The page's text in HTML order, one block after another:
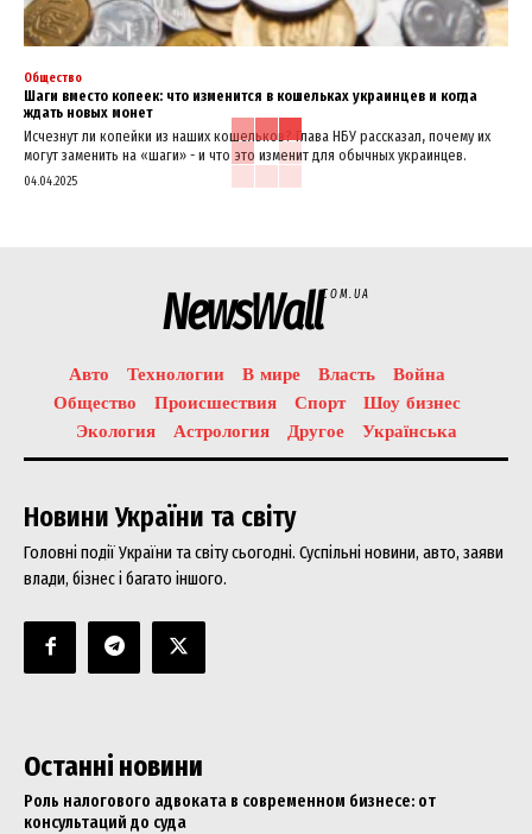
Общество
Шаги вместо копеек: что изменится в кошельках украинцев и когда
ждать новых монет
Исчезнут ли копейки из наших кошельков? Глава НБУ рассказал, почему их
могут заменить на «шаги» - и что это изменит для обычных украинцев.
04.04.2025
NewsWallCOM.UA
Авто Технологии В мире Власть
Война
Общество
Происшествия Спорт
Шоу бизнес
Экология
Астрология Другое Українська
Новини України та світу
Головні події України та світу сьогодні. Суспільні новини, авто, заяви
влади, бізнес і багато іншого.
Останні новини
Роль налогового адвоката в современном бизнесе: от
консультаций до суда